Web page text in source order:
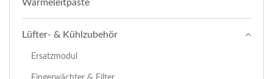
Wärmeleitpaste
Lüfter- & Kühlzubehör
Ersatzmodul